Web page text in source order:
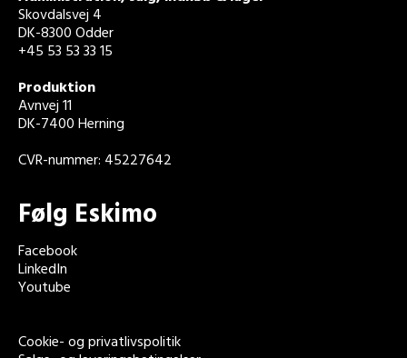
Skovdalsvej 4
DK-8300 Odder
+45 53 53 33 15
Produktion
Avnvej 11
DK-7400 Herning
CVR-nummer: 45227642
Følg Eskimo
Facebook
LinkedIn
Youtube
Cookie- og privatlivspolitik